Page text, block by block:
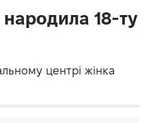
18-ту
центрі жінка